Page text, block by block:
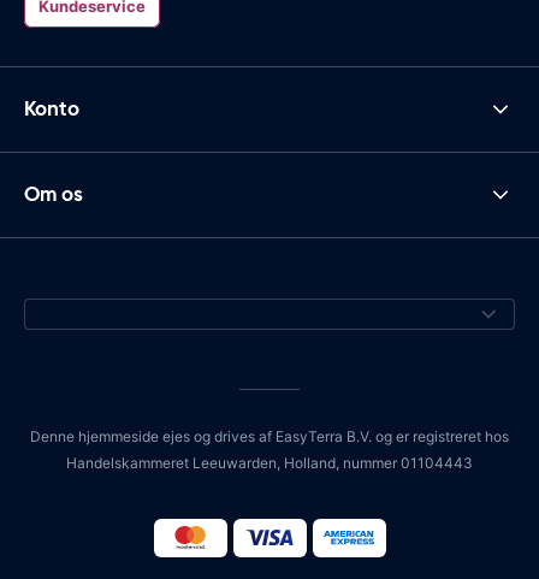
Kundeservice
Konto
Om os
Denne hjemmeside ejes og drives af EasyTerra B.V. og er registreret hos
Handelskammeret Leeuwarden, Holland, nummer 01104443